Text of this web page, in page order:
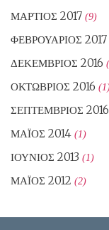
ΜΆΡΤΙΟΣ 2017 (9)
ΦΕΒΡΟΥΆΡΙΟΣ 2017
ΔΕΚΈΜΒΡΙΟΣ 2016
ΟΚΤΏΒΡΙΟΣ 2016
ΣΕΠΤΈΜΒΡΙΟΣ 2016
ΜΆΙΟΣ 2014 (1)
ΙΟΎΝΙΟΣ 2013 (1)
ΜΆΙΟΣ 2012 (2)